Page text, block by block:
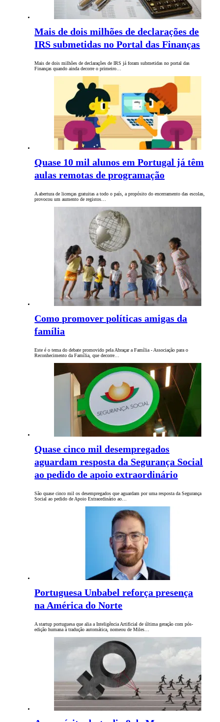
Mais de dois milhões de declarações de
IRS submetidas no Portal das Finanças
Mais de dois milhões de declarações de IRS já foram submetidas no portal das
Finanças quando ainda decorre o primeiro…
Quase 10 mil alunos em Portugal já têm
aulas remotas de programação
A abertura de licenças gratuitas a todo o país, a propósito do encerramento das escolas,
provocou um aumento de registos…
Como promover políticas amigas da
família
Este é o tema do debate promovido pela Abraçar a Família - Associação para o
Reconhecimento da Família, que decorre…
Quase cinco mil desempregados
aguardam resposta da Segurança Social
ao pedido de apoio extraordinário
São quase cinco mil os desempregados que aguardam por uma resposta da Segurança
Social ao pedido de Apoio Extraordinário ao…
Portuguesa Unbabel reforça presença
na América do Norte
A startup portuguesa que alia a Inteligência Artificial de última geração com pós-
edição humana à tradução automática, nomeou de Miles…